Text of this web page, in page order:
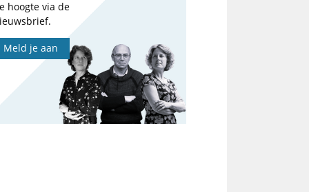
hoogte via de
Meld je aan